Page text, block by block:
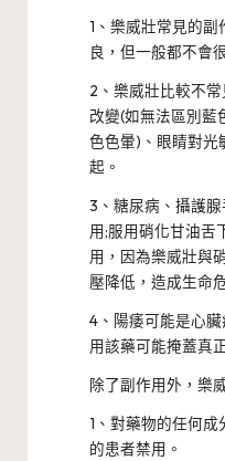
1、樂威壯常見的
良，但一般都不會
2、樂威壯比較不
改變(如無法區別藍
色色暈)、眼睛對光
起。
3、糖尿病、攝護
用;服用硝化甘油舌
用，因為樂威壯與
壓降低，造成生命
4、陽痿可能是心
用該藥可能掩蓋真
除了副作用外，樂
1、對藥物的任何
的患者禁用。